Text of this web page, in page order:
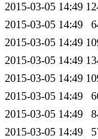
2015-03-05 14:49
2015-03-05 14:49
2015-03-05 14:49
2015-03-05 14:49
2015-03-05 14:49
2015-03-05 14:49
2015-03-05 14:49
2015-03-05 14:49